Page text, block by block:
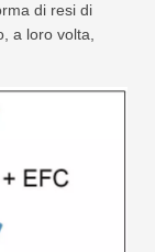
di resi di
a loro volta,